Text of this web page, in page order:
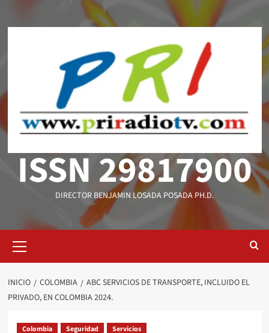
ISSN 29817900
DIRECTOR BENJAMIN LOSADA POSADA PH.D.
primario
INICIO COLOMBIA
ABC SERVICIOS DE TRANSPORTE, INCLUIDO EL
PRIVADO, EN COLOMBIA 2024.
Colombia Seguridad Servicios